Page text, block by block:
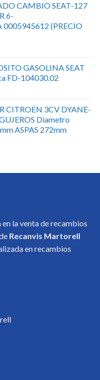
CAMBIO SEAT-127
6-
0005945612 (PRECIO
GASOLINA SEAT
FD-104030.02
CITROEN 3CV DYANE-
Diametro
ASPAS 272mm
la venta de recambios
Recanvis Martorell
en recambios